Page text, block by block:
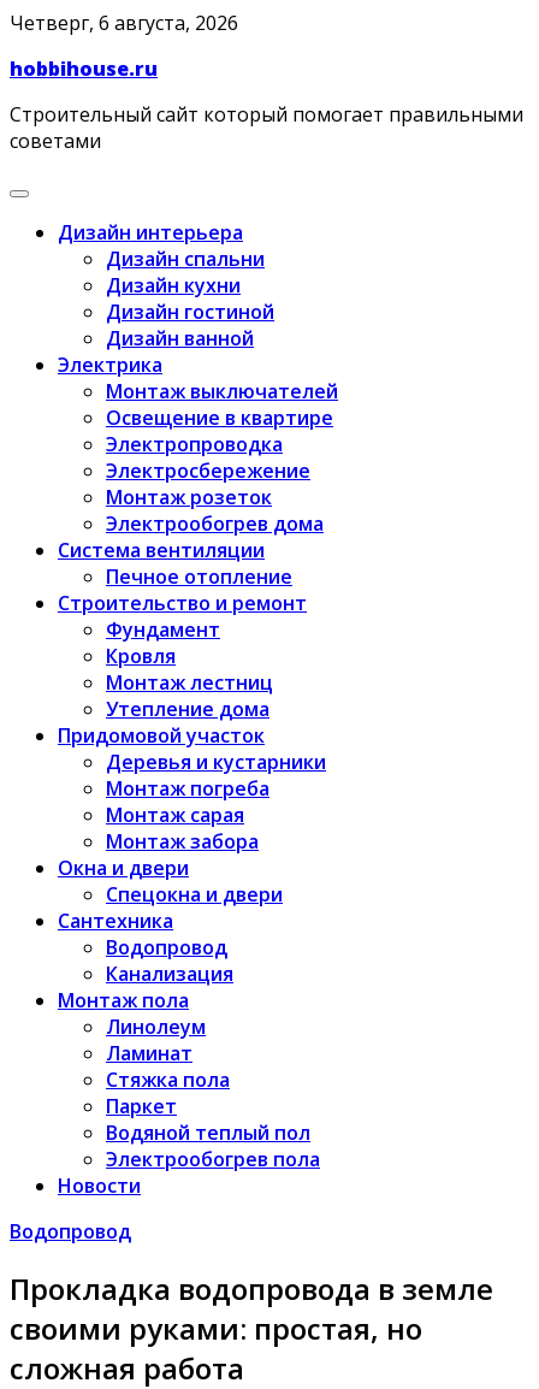
Skip
content
Четверг, 6 августа, 2026
hobbihouse.ru
Строительный сайт который помогает правильными
советами
Дизайн интерьера
Дизайн спальни
Дизайн кухни
Дизайн гостиной
Дизайн ванной
Электрика
Монтаж выключателей
Освещение в квартире
Электропроводка
Электросбережение
Монтаж розеток
Электрообогрев дома
Система вентиляции
Печное отопление
Строительство и ремонт
Фундамент
Кровля
Монтаж лестниц
Утепление дома
Придомовой участок
Деревья и кустарники
Монтаж погреба
Монтаж сарая
Монтаж забора
Окна и двери
Спецокна и двери
Сантехника
Водопровод
Канализация
Монтаж пола
Линолеум
Ламинат
Стяжка пола
Паркет
Водяной теплый пол
Электрообогрев пола
Новости
Водопровод
Прокладка водопровода в земле
своими руками: простая, но
сложная работа